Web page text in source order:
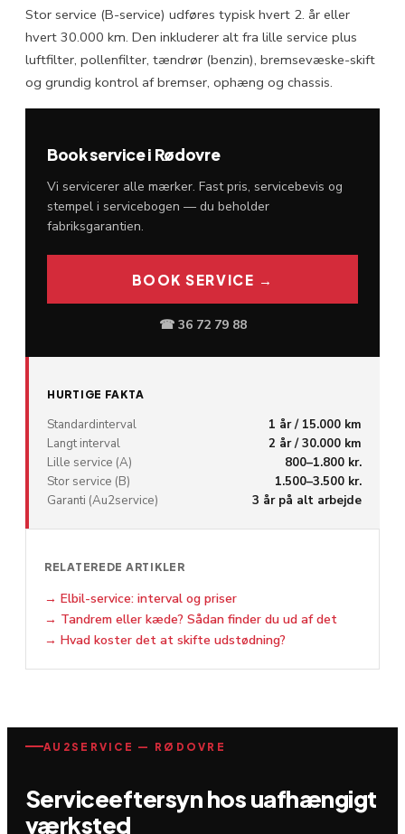
Stor service (B-service) udføres typisk hvert 2. år eller
hvert 30.000 km. Den inkluderer alt fra lille service plus
luftfilter, pollenfilter, tændrør (benzin), bremsevæske-skift
og grundig kontrol af bremser, ophæng og chassis.
Book service i Rødovre
Vi servicerer alle mærker. Fast pris, servicebevis og
stempel i servicebogen — du beholder
fabriksgarantien.
BOOK SERVICE →
☎ 36 72 79 88
HURTIGE FAKTA
Standardinterval
1 år / 15.000 km
Langt interval
2 år / 30.000 km
Lille service (A)
800–1.800 kr.
Stor service (B)
1.500–3.500 kr.
Garanti (Au2service)
3 år på alt arbejde
RELATEREDE ARTIKLER
→ Elbil-service: interval og priser
→ Tandrem eller kæde? Sådan finder du ud af det
→ Hvad koster det at skifte udstødning?
AU2SERVICE — RØDOVRE
Serviceeftersyn hos uafhængigt
værksted